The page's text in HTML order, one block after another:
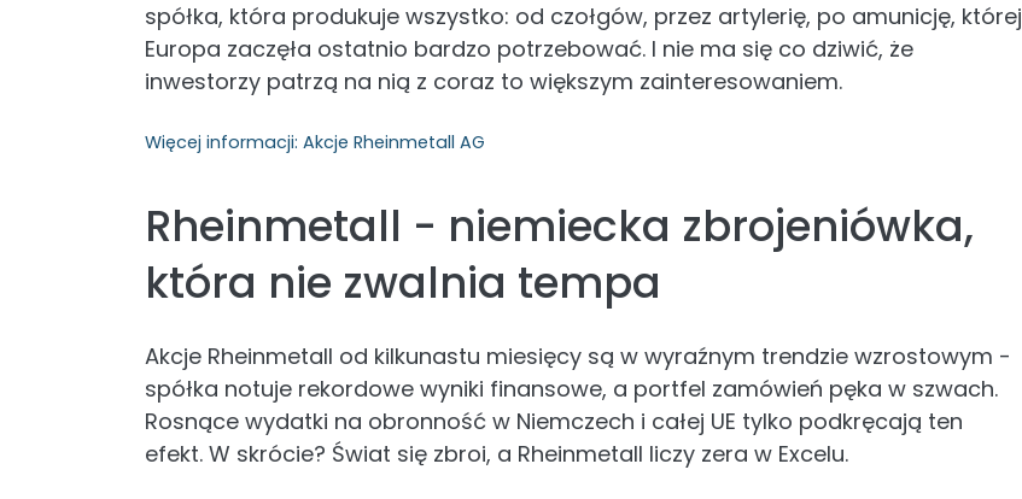
spółka, która produkuje wszystko: od czołgów, przez artylerię, po amunicję, której
Europa zaczęła ostatnio bardzo potrzebować. I nie ma się co dziwić, że
inwestorzy patrzą na nią z coraz to większym zainteresowaniem.
Więcej informacji: Akcje Rheinmetall AG
Rheinmetall - niemiecka zbrojeniówka,
która nie zwalnia tempa
Akcje Rheinmetall od kilkunastu miesięcy są w wyraźnym trendzie wzrostowym -
spółka notuje rekordowe wyniki finansowe, a portfel zamówień pęka w szwach.
Rosnące wydatki na obronność w Niemczech i całej UE tylko podkręcają ten
efekt. W skrócie? Świat się zbroi, a Rheinmetall liczy zera w Excelu.